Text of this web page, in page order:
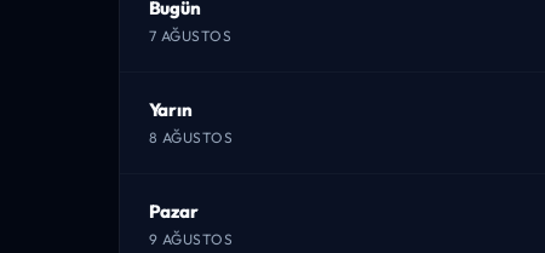
Bugün
7 AĞUSTOS
Yarın
8 AĞUSTOS
Pazar
9 AĞUSTOS